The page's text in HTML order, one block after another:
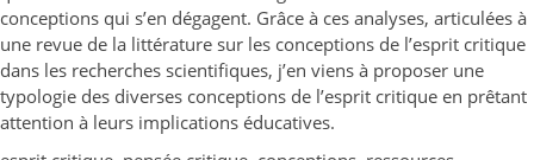
conceptions qui s’en dégagent. Grâce à ces analyses, articulées à
une revue de la littérature sur les conceptions de l’esprit critique
dans les recherches scientifiques, j’en viens à proposer une
typologie des diverses conceptions de l’esprit critique en prêtant
attention à leurs implications éducatives.